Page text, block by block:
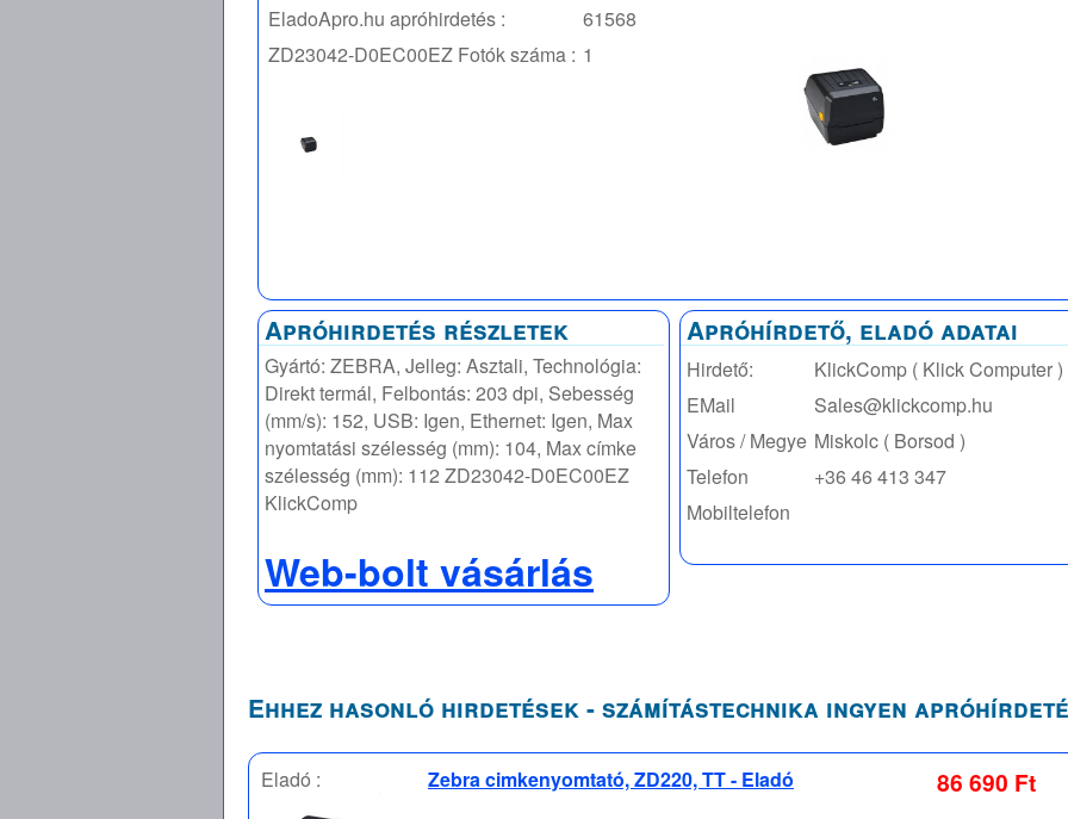
EladoApro.hu apróhirdetés :
61568
ZD23042-D0EC00EZ Fotók száma : 1
Apróhirdetés részletek
Gyártó: ZEBRA, Jelleg: Asztali, Technológia:
Direkt termál, Felbontás: 203 dpi, Sebesség
(mm/s): 152, USB: Igen, Ethernet: Igen, Max
nyomtatási szélesség (mm): 104, Max címke
szélesség (mm): 112 ZD23042-D0EC00EZ
KlickComp
Web-bolt vásárlás
Apróhírdető, eladó adatai
Hirdető:
KlickComp ( Klick Computer )
EMail
Sales@klickcomp.hu
Város / Megye Miskolc ( Borsod )
Telefon
+36 46 413 347
Mobiltelefon
Ehhez hasonló hirdetések - számítástechnika ingyen
Eladó :
Zebra cimkenyomtató, ZD220, TT - Eladó
86 690 Ft